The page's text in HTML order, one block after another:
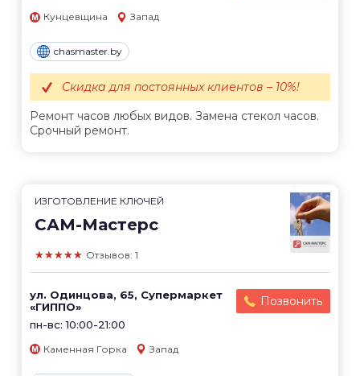
Кунцевщина Запад
chasmaster.by
Ремонт часов любых видов. Замена стекол часов.
Срочный ремонт.
Скидка для постоянных клиентов – 10%!
ИЗГОТОВЛЕНИЕ КЛЮЧЕЙ
САМ-Мастерс
★★★★★ Отзывов: 1
ул. Одинцова, 65, Супермаркет
«ГИППО»
пн-вс: 10:00-21:00
Позвонить
Каменная Горка Запад